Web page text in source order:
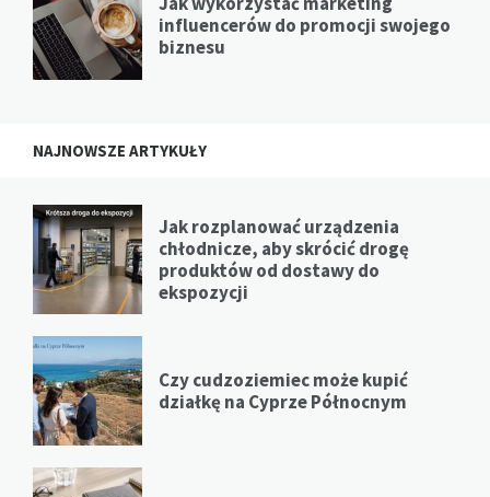
influencerów do promocji swojego
biznesu
NAJNOWSZE ARTYKUŁY
Jak rozplanować urządzenia
chłodnicze, aby skrócić drogę
produktów od dostawy do
ekspozycji
Czy cudzoziemiec może kupić
działkę na Cyprze Północnym